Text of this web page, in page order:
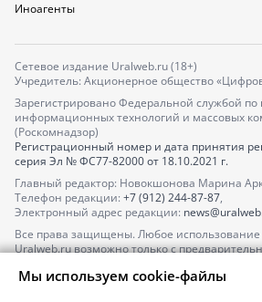
Иноагенты
Сетевое издание Uralweb.ru (18+)
Учредитель: Акционерное общество
Зарегистрировано Федеральной службой по
информационных технологий и массовых
(Роскомнадзор)
Регистрационный номер и дата принятия
серия Эл № ФС77-82000от 18.10.2021 г.
Главный редактор: Новокшонова Марина
Телефон редакции: +7 (912) 244-87-87,
Электронный адрес редакции:
Все права защищены. Любое использование
Uralweb.ru возможно только с
По вопросам размещения рекламы
Мы используем cookie-файлы